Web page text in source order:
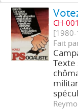
CH-
Fait
Texte